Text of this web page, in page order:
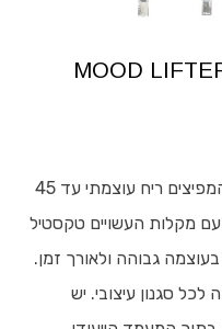
חמישה מקלות מפיצי ריח חדשניים המפיצים ריח עוצמתי עד 45
לבית עם מקלות העשויים טקסטיל
גבוהה ולאורך זמן.
סגנון עיצובי. יש